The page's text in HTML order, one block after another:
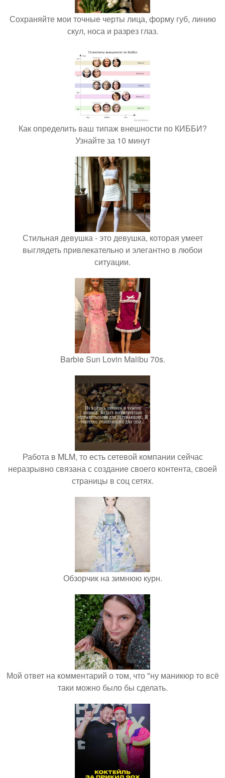
Сохраняйте мои точные черты лица, форму губ, линию
скул, носа и разрез глаз.
Как определить ваш типаж внешности по КИББИ?
Узнайте за 10 минут
Стильная девушка - это девушка, которая умеет
выглядеть привлекательно и элегантно в любои
ситуации.
Barbie Sun Lovin Malibu 70s.
Работа в MLM, то есть сетевой компании сейчас
неразрывно связана с создание своего контента, своей
страницы в соц сетях.
Обзорчик на зимнюю курн.
Мой ответ на комментарий о том, что "ну маникюр то всё
таки можно было бы сделать.